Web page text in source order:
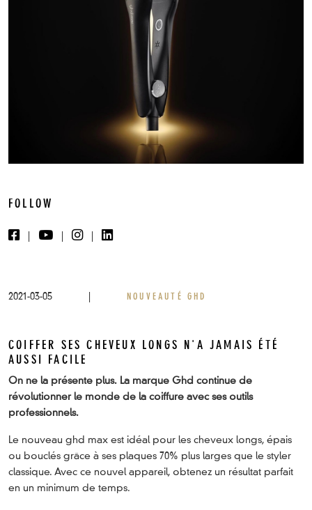
FOLLOW
|
2021-03-05 NOUVEAUTÉ GHD
COIFFER SES CHEVEUX LONGS N'A JAMAIS ÉTÉ
AUSSI FACILE
On ne la présente plus. La marque Ghd continue de
révolutionner le monde de la coiffure avec ses outils
professionnels.
Le nouveau ghd max est idéal pour les cheveux longs, épais
ou bouclés grâce à ses plaques 70% plus larges que le styler
classique. Avec ce nouvel appareil, obtenez un résultat parfait
en un minimum de temps.